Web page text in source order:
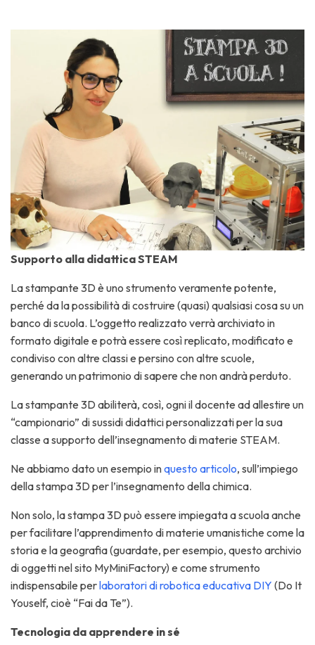
Supporto alla didattica STEAM
La stampante 3D è uno strumento veramente potente,
perché da la possibilità di costruire (quasi) qualsiasi cosa su un
banco di scuola. L’oggetto realizzato verrà archiviato in
formato digitale e potrà essere così replicato, modificato e
condiviso con altre classi e persino con altre scuole,
generando un patrimonio di sapere che non andrà perduto.
La stampante 3D abiliterà, così, ogni il docente ad allestire un
“campionario” di sussidi didattici personalizzati per la sua
classe a supporto dell’insegnamento di materie STEAM.
Ne abbiamo dato un esempio inquesto articolo, sull’impiego
della stampa 3D per l’insegnamento della chimica.
Non solo, la stampa 3D può essere impiegata a scuola anche
per facilitare l’apprendimento di materie umanistiche come la
storia e la geografia (guardate, per esempio, questo archivio
di oggetti nel sito MyMiniFactory) e come strumento
indispensabile perlaboratori di robotica educativa DIY (Do It
Youself, cioè “Fai da Te”).
Tecnologia da apprendere in sé